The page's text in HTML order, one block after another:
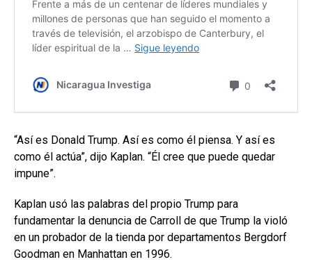
“Así es Donald Trump. Así es como él piensa. Y así es
como él actúa”, dijo Kaplan. “Él cree que puede quedar
impune”.
Kaplan usó las palabras del propio Trump para
fundamentar la denuncia de Carroll de que Trump la violó
en un probador de la tienda por departamentos Bergdorf
Goodman en Manhattan en 1996.